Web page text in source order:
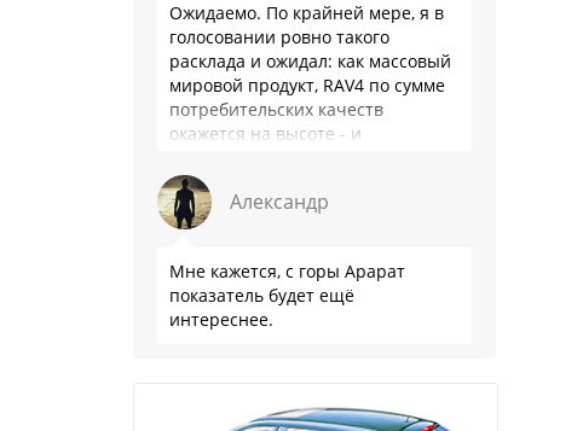
Ожидаемо. По крайней мере, я в
голосовании ровно такого
расклада и ожидал: как массовый
мировой продукт, RAV4 по сумме
потребительских качеств
окажется на высоте - и
такое слово …
Александр
Мне кажется, с горы Арарат
показатель будет ещё
интереснее.